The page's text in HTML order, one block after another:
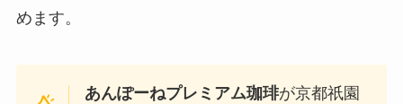
めます。
あんぽーねプレミアム珈琲が京都祇園